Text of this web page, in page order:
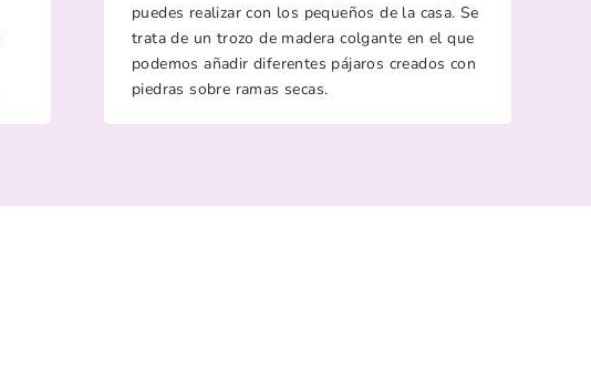
puedes realizar con los pequeños de la casa. Se
trata de un trozo de madera colgante en el que
podemos añadir diferentes pájaros creados con
piedras sobre ramas secas.